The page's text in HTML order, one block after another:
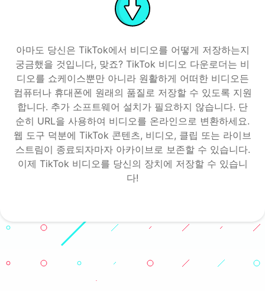
아마도 당신은 TikTok에서 비디오를 어떻게 저장하는지
궁금했을 것입니다, 맞죠? TikTok 비디오 다운로더는 비
디오를 쇼케이스뿐만 아니라 원활하게 어떠한 비디오든
컴퓨터나 휴대폰에 원래의 품질로 저장할 수 있도록 지원
합니다. 추가 소프트웨어 설치가 필요하지 않습니다. 단
순히 URL을 사용하여 비디오를 온라인으로 변환하세요.
웹 도구 덕분에 TikTok 콘텐츠, 비디오, 클립 또는 라이브
스트림이 종료되자마자 아카이브로 보존할 수 있습니다.
이제 TikTok 비디오를 당신의 장치에 저장할 수 있습니
다!